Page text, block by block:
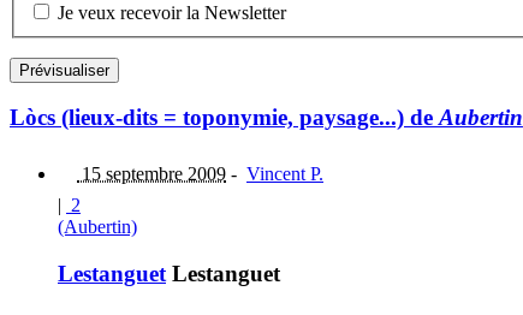
Je veux recevoir la Newsletter
Lòcs (lieux-dits = toponymie, paysage...) deAubertin
15 septembre 2009 - Vincent P.
| 2
(Aubertin)
Lestanguet Lestanguet